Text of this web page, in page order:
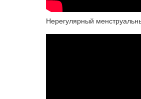
Нерегулярный